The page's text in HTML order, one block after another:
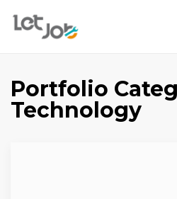
Portfolio
Technology